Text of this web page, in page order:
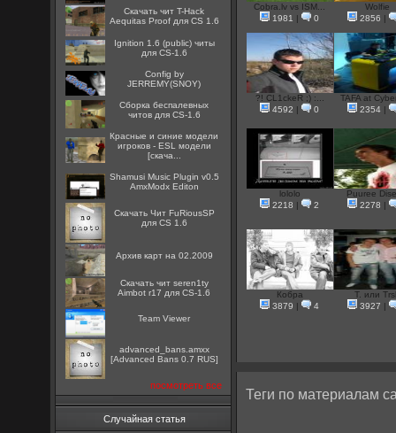
Скачать чит T-Hack
Aequitas Proof для CS 1.6
Ignition 1.6 (public) читы
для CS-1.6
Config by
JERREMY(SNOY)
Сборка беспалевных
читов для CS-1.6
Красные и синие модели
игроков - ESL модели
[скача...
Shamusi Music Plugin v0.5
AmxModx Editon
Скачать Чит FuRiousSP
для CS 1.6
Архив карт на 02.2009
Скачать чит seren1ty
Aimbot r17 для CS-1.6
Team Viewer
advanced_bans.amxx
[Advanced Bans 0.7 RUS]
посмотреть все
Случайная статья
Cobra.lv vs ISM...
1981
| 0
Wolfie
2856
|
?! CL1ckeR ;) :...
4592
| 0
TAFA at
2354 |
lololo
2218
| 2
Puuree
2278
|
Кобра
3879
| 4
T. или
3927
|
Теги по материалам